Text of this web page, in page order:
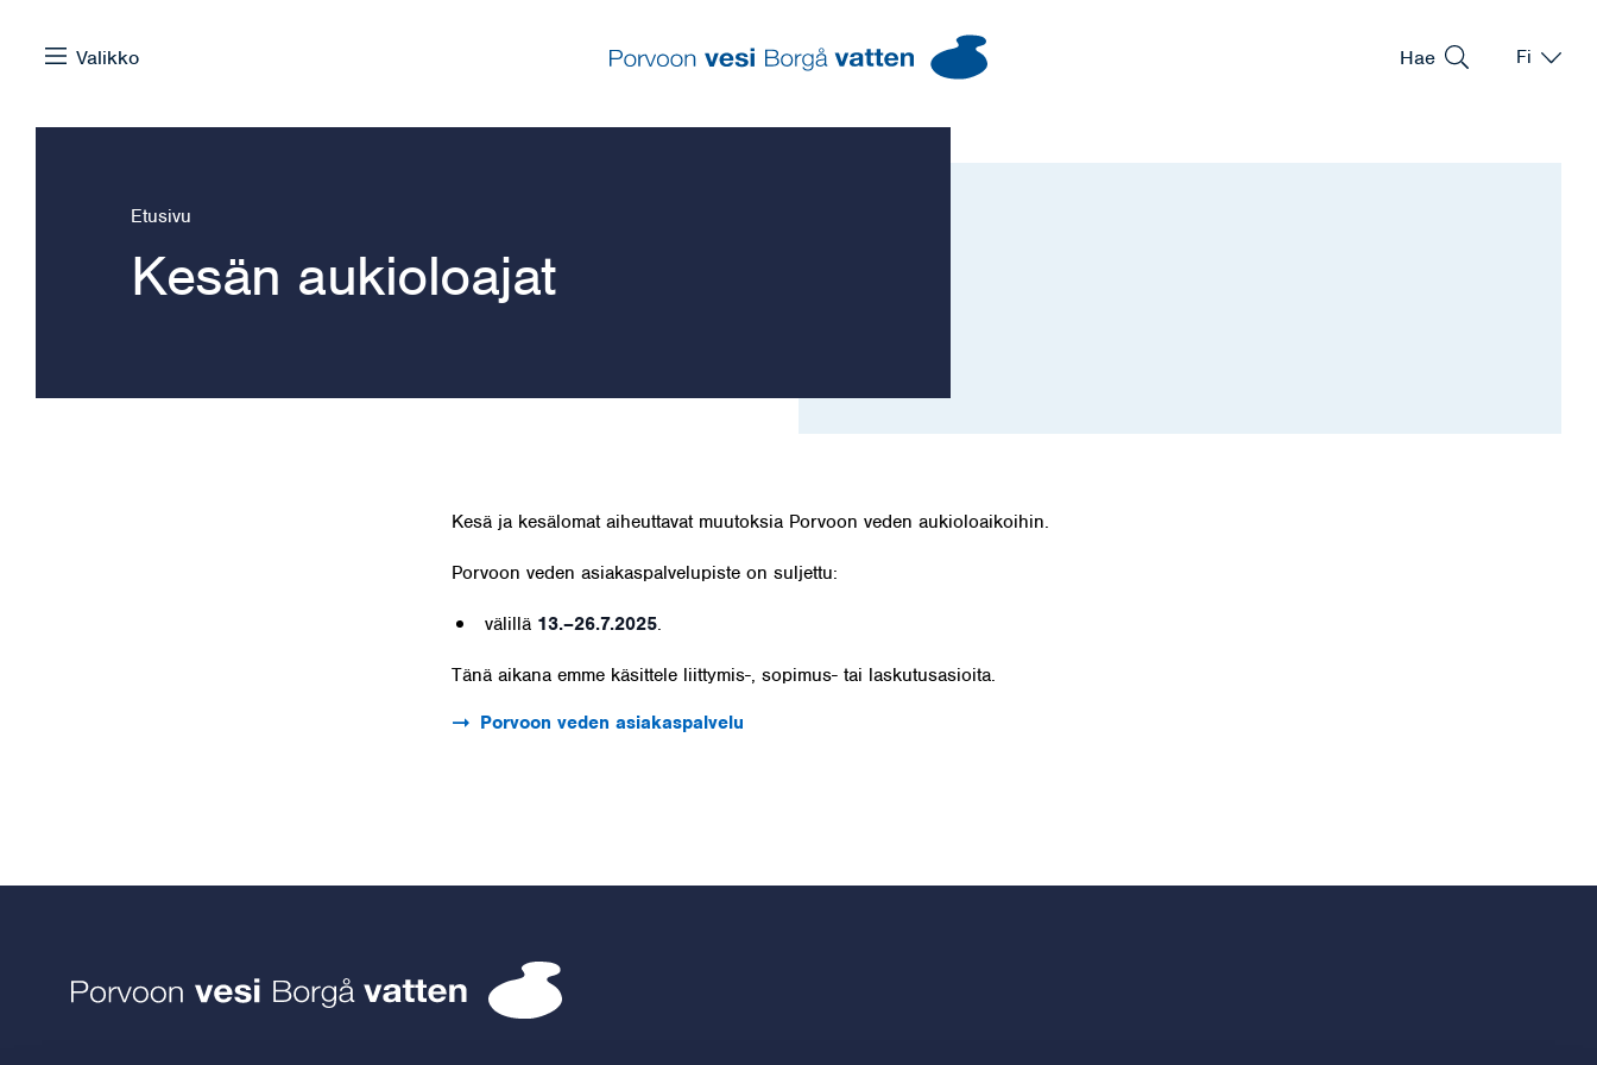
Valikko Hae Vaihda
Fi
Selaa:
Etusivu
Kesän aukioloajat
Kesä ja kesälomat aiheuttavat muutoksia Porvoon veden aukioloaikoihin.
Porvoon veden asiakaspalvelupiste on suljettu:
välillä 13.–26.7.2025.
Tänä aikana emme käsittele liittymis-, sopimus- tai laskutusasioita.
Porvoon veden asiakaspalvelu
Porvoon vesi – Siirry kotisivulle